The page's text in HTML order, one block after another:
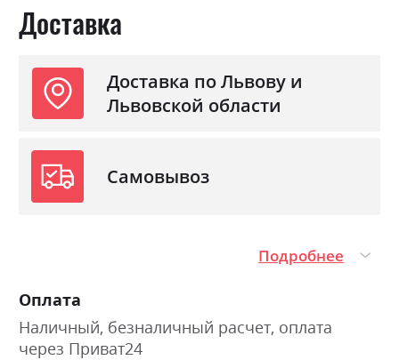
Доставка
Доставка по Львову и
Львовской области
Самовывоз
Подробнее
Оплата
Наличный, безналичный расчет, оплата
через Приват24